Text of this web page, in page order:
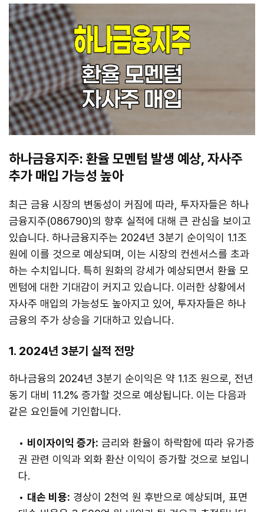
하나금융지주: 환율 모멘텀 발생 예상, 자사주
추가 매입 가능성 높아
최근 금융 시장의 변동성이 커짐에 따라, 투자자들은 하나
금융지주(086790)의 향후 실적에 대해 큰 관심을 보이고
있습니다. 하나금융지주는 2024년 3분기 순이익이 1.1조
원에 이를 것으로 예상되며, 이는 시장의 컨센서스를 초과
하는 수치입니다. 특히 원화의 강세가 예상되면서 환율 모
멘텀에 대한 기대감이 커지고 있습니다. 이러한 상황에서
자사주 매입의 가능성도 높아지고 있어, 투자자들은 하나
금융의 주가 상승을 기대하고 있습니다.
1. 2024년 3분기 실적 전망
하나금융의 2024년 3분기 순이익은 약 1.1조 원으로, 전년
동기 대비 11.2% 증가할 것으로 예상됩니다. 이는 다음과
같은 요인들에 기인합니다.
비이자이익 증가: 금리와 환율이 하락함에 따라 유가증
권 관련 이익과 외화 환산 이익이 증가할 것으로 보입니
다.
대손 비용: 경상이 2천억 원 후반으로 예상되며, 표면